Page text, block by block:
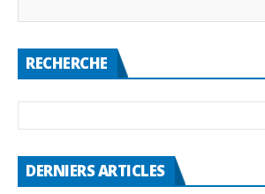
RECHERCHE
DERNIERS ARTICLES